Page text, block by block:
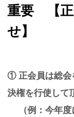
重要 【正
せ】
① 正会員は総会
決権を行使して
（例：今年